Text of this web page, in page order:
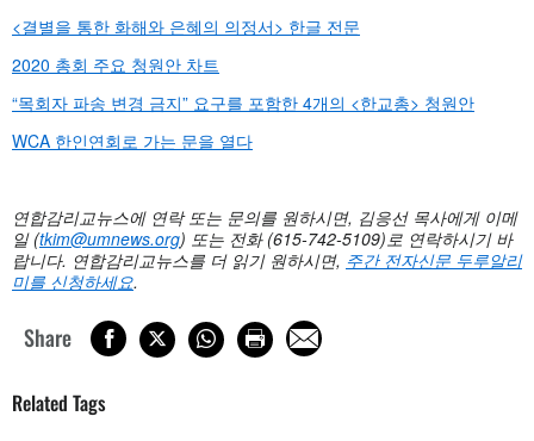
<결별을 통한 화해와 은혜의 의정서> 한글 전문
2020 총회 주요 청원안 차트
“목회자 파송 변경 금지” 요구를 포함한 4개의 <한교총> 청원안
WCA 한인연회로 가는 문을 열다
연합감리교뉴스에 연락 또는 문의를 원하시면, 김응선 목사에게 이메
일 (tkim@umnews.org) 또는 전화 (615-742-5109)로 연락하시기 바
랍니다. 연합감리교뉴스를 더 읽기 원하시면, 주간 전자신문 두루알리
미를 신청하세요.
Share
Related Tags